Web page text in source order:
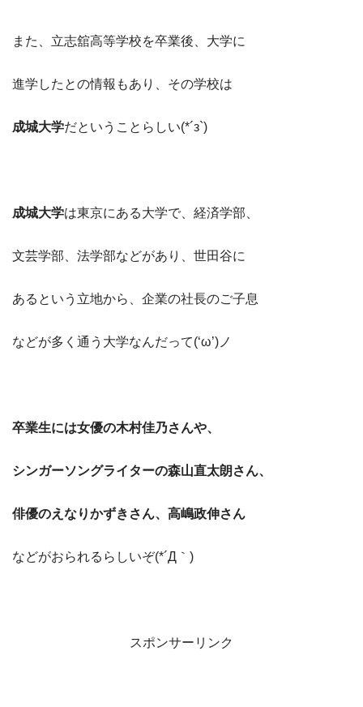
また、立志舘高等学校を卒業後、大学に
進学したとの情報もあり、その学校は
成城大学だということらしい(*´з`)
成城大学は東京にある大学で、経済学部、
文芸学部、法学部などがあり、世田谷に
あるという立地から、企業の社長のご子息
などが多く通う大学なんだって(‘ω’)ノ
卒業生には女優の木村佳乃さんや、
シンガーソングライターの森山直太朗さん、
俳優のえなりかずきさん、高嶋政伸さん
などがおられるらしいぞ(*´Д｀)
スポンサーリンク